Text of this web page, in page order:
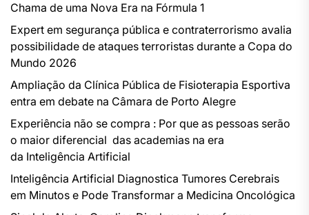
Chama de uma Nova Era na Fórmula 1
Expert em segurança pública e contraterrorismo avalia
possibilidade de ataques terroristas durante a Copa do
Mundo 2026
Ampliação da Clínica Pública de Fisioterapia Esportiva
entra em debate na Câmara de Porto Alegre
Experiência não se compra : Por que as pessoas serão
o maior diferencial das academias na era
da Inteligência Artificial
Inteligência Artificial Diagnostica Tumores Cerebrais
em Minutos e Pode Transformar a Medicina Oncológica